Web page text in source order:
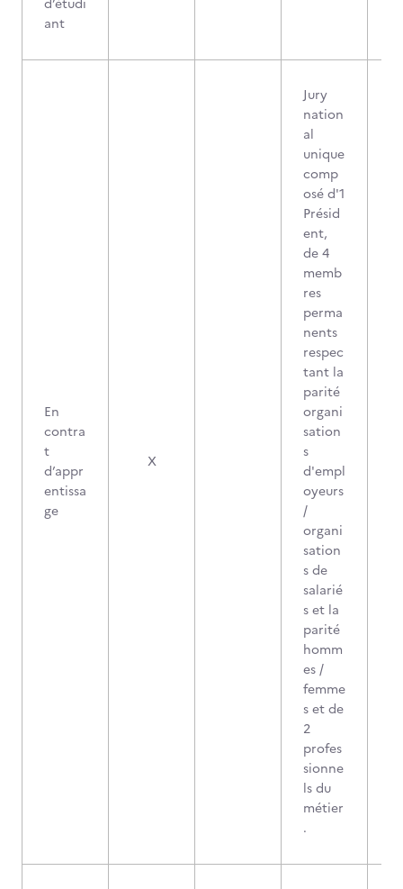
d’étudi
ant
En
contra
t
d’appr
entissa
ge
X
Jury
nation
al
unique
comp
osé d'1
Présid
ent,
de 4
memb
res
perma
nents
respec
tant la
parité
organi
sation
s
d'empl
oyeurs
/
organi
sation
s de
salarié
s et la
parité
homm
es /
femme
s et de
2
profes
sionne
ls du
métier
.